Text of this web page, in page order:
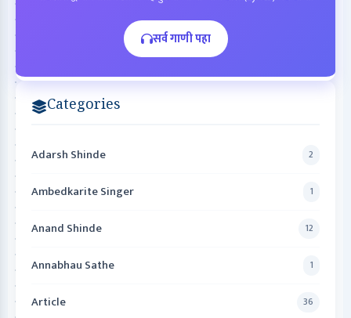
सर्व गाणी पहा
Categories
Adarsh Shinde 2
Ambedkarite Singer 1
Anand Shinde 12
Annabhau Sathe 1
Article 36